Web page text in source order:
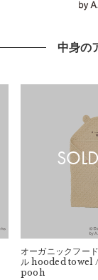
中身の
オーガニックフー
ル hooded towel
pooh